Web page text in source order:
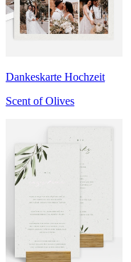
Dankeskarte Hochzeit
Scent of Olives